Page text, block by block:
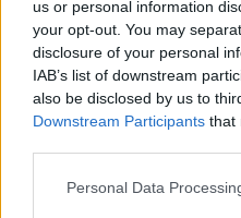
us or personal information
your opt-out. You may
disclosure of your personal
IAB’s list of downstream
also be disclosed by us to
Downstream Participants that
Personal Data
ervaringen kunnen verschillen
voor medisch advies altijd
apotheker.